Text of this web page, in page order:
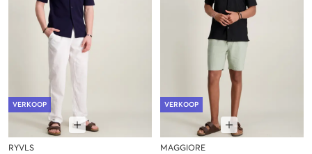
VERKOOP
RYVLS
VERKOOP
MAGGIORE